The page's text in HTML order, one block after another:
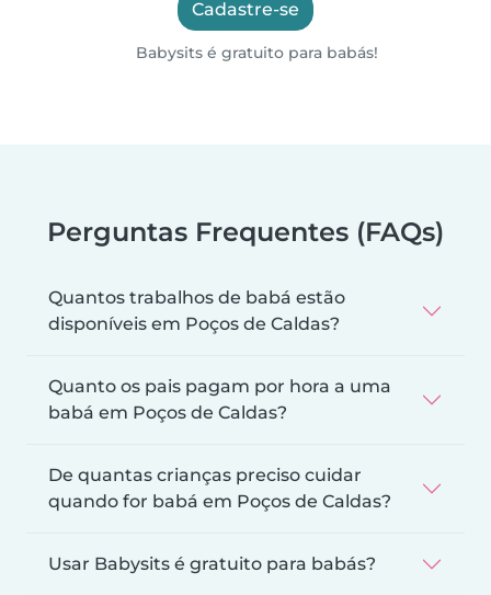
Cadastre-se
Babysits é gratuito para babás!
Perguntas Frequentes (FAQs)
Quantos trabalhos de babá estão
disponíveis em Poços de Caldas?
Quanto os pais pagam por hora a uma
babá em Poços de Caldas?
De quantas crianças preciso cuidar
quando for babá em Poços de Caldas?
Usar Babysits é gratuito para babás?